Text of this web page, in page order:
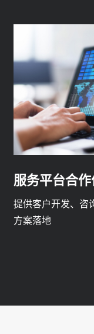
服务平台合
提供客户开发、咨
方案落地